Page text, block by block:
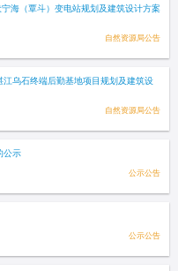
海（覃斗）变电站规划及建筑设计方案
自然资源局公告
乌石终端后勤基地项目规划及建筑设
自然资源局公告
公示
公示公告
公示公告